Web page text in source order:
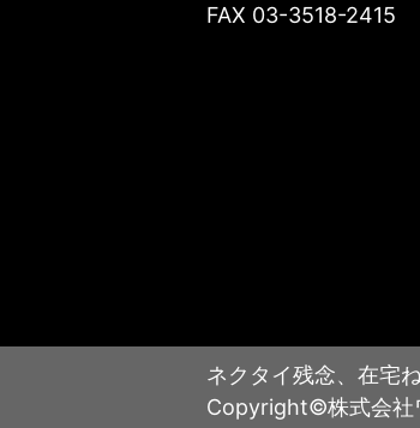
FAX 03-3518-2415
ネクタイ残念、在宅
Copyright©株式会社